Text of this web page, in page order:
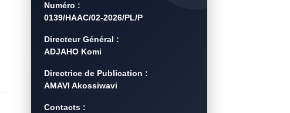
Numéro :
0139/HAAC/02-2026/PL/P
Directeur Général :
ADJAHO Komi
Directrice de Publication :
AMAVI Akossiwavi
Contacts :